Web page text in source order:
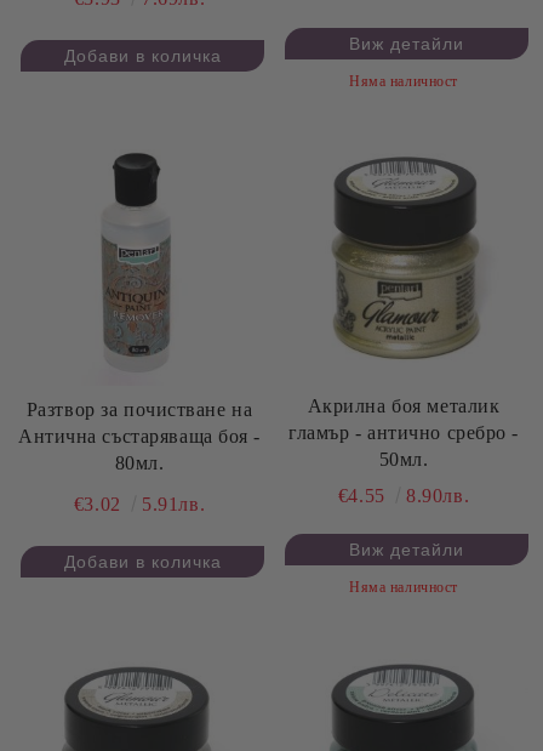
Виж детайли
Няма наличност
Разтвор за почистване на
Антична състаряваща боя -
80мл.
€3.02
5.91лв.
Акрилна боя металик
гламър - антично сребро -
50мл.
€4.55
8.90лв.
Виж детайли
Няма наличност